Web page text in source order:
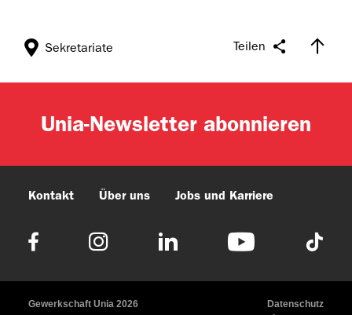
Teilen
Sekretariate
Unia-Newsletter abonnieren
Kontakt Über uns Jobs und Karriere
Gewerkschaft Unia 2026
Datenschutz